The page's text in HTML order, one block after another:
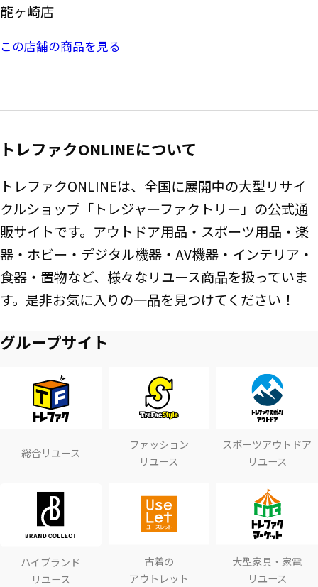
龍ヶ崎店
この店舗の商品を見る
トレファクONLINEについて
トレファクONLINEは、全国に展開中の大型リサイ
クルショップ「トレジャーファクトリー」の公式通
販サイトです。アウトドア用品・スポーツ用品・楽
器・ホビー・デジタル機器・AV機器・インテリア・
食器・置物など、様々なリユース商品を扱っていま
す。是非お気に入りの一品を見つけてください！
グループサイト
総合リユース
ファッション
リユース
スポーツアウトドア
リユース
ハイブランド
リユース
古着の
アウトレット
大型家具・家電
リユース